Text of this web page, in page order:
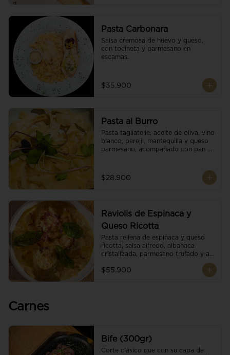
Pasta Carbonara
Salsa cremosa de huevo y queso,
con tocineta y parmesano en
escamas.
$35.900
Pasta al Burro
Pasta tagliatelle, aceite de oliva, vino
blanco, perejil, mantequilla y queso
parmesano, acompañado con pan
$28.900
Raviolis de Espinaca y
Queso Ricotta
Pasta rellena de espinaca y queso
ricotta, salsa alfredo, albahaca
cristalizada, parmesano trufado y ajo
$55.900
Carnes
Bife (300gr)
Corte clásico que con su capa de